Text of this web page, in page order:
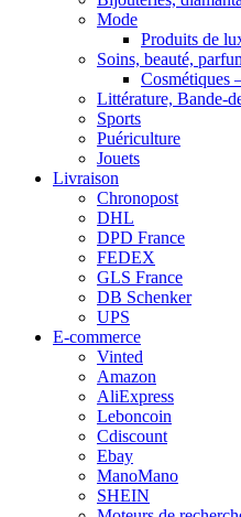
Mode
Produits de
Soins, beauté,
Cosmétiques
Littérature, Bande-
Sports
Puériculture
Jouets
Livraison
Chronopost
DHL
DPD France
FEDEX
GLS France
DB Schenker
UPS
E-commerce
Vinted
Amazon
AliExpress
Leboncoin
Cdiscount
Ebay
ManoMano
SHEIN